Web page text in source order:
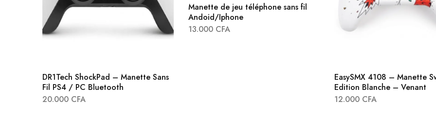
DR1Tech ShockPad – Manette Sans
Fil PS4 / PC Bluetooth
20.000 CFA
Manette de jeu téléphone sans fil
Andoid/Iphone
13.000 CFA
EasySMX 4108 – Manette
Edition Blanche – Venant
12.000 CFA